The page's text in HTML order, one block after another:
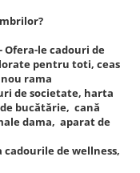
Ofera-le cadouri de
pentru toti, ceas
rama
de societate, harta
bucătărie, cană
dama, aparat de
de wellness,